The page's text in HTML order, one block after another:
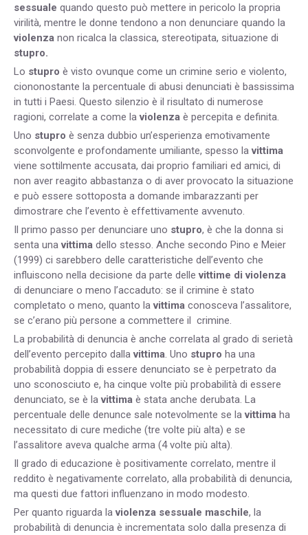
sessuale quando questo può mettere in pericolo la propria
virilità, mentre le donne tendono a non denunciare quando la
violenza non ricalca la classica, stereotipata, situazione di
stupro.
Lo stupro è visto ovunque come un crimine serio e violento,
ciononostante la percentuale di abusi denunciati è bassissima
in tutti i Paesi. Questo silenzio è il risultato di numerose
ragioni, correlate a come laviolenza è percepita e definita.
Uno stupro è senza dubbio un’esperienza emotivamente
sconvolgente e profondamente umiliante, spesso lavittima
viene sottilmente accusata, dai proprio familiari ed amici, di
non aver reagito abbastanza o di aver provocato la situazione
e può essere sottoposta a domande imbarazzanti per
dimostrare che l’evento è effettivamente avvenuto.
Il primo passo per denunciare uno stupro, è che la donna si
senta unavittima dello stesso. Anche secondo Pino e Meier
(1999) ci sarebbero delle caratteristiche dell’evento che
influiscono nella decisione da parte delle vittime di violenza
di denunciare o meno l’accaduto: se il crimine è stato
completato o meno, quanto lavittima conosceva l’assalitore,
se c’erano più persone a commettere il crimine.
La probabilità di denuncia è anche correlata al grado di serietà
dell’evento percepito dallavittima. Uno stupro ha una
probabilità doppia di essere denunciato se è perpetrato da
uno sconosciuto e, ha cinque volte più probabilità di essere
denunciato, se è lavittima è stata anche derubata. La
percentuale delle denunce sale notevolmente se lavittima ha
necessitato di cure mediche (tre volte più alta) e se
l’assalitore aveva qualche arma (4 volte più alta).
Il grado di educazione è positivamente correlato, mentre il
reddito è negativamente correlato, alla probabilità di denuncia,
ma questi due fattori influenzano in modo modesto.
Per quanto riguarda laviolenza sessuale maschile, la
probabilità di denuncia è incrementata solo dalla presenza di